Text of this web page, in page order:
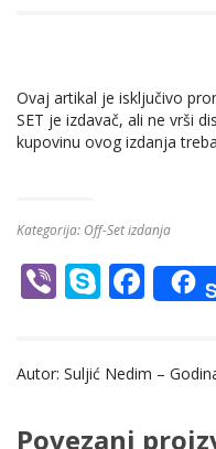
Ovaj artikal je isključivo
SET je izdavač, ali ne vrši
kupovinu ovog izdanja
Kategorija: Off-Set izdanja
Vi S
p
F
ac
b
Autor: Suljić Nedim –
Povezani